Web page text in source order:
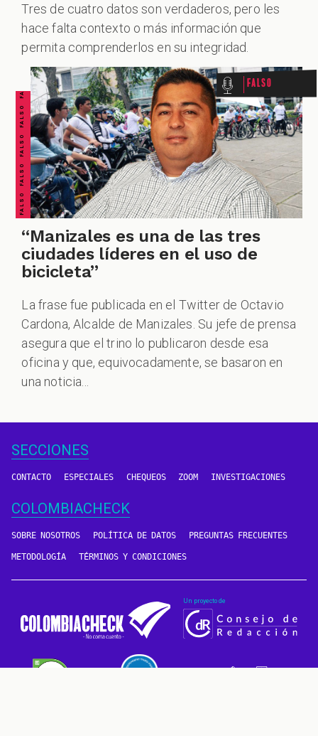
Tres de cuatro datos son verdaderos, pero les
hace falta contexto o más información que
permita comprenderlos en su integridad.
FALSO FALSO FALSO FALSO FALSO FALSO FALSO Falso
“Manizales es una de las tres
ciudades líderes en el uso de
bicicleta”
La frase fue publicada en el Twitter de Octavio
Cardona, Alcalde de Manizales. Su jefe de prensa
asegura que el trino lo publicaron desde esa
oficina y que, equivocadamente, se basaron en
una noticia...
SECCIONES
CONTACTO ESPECIALES CHEQUEOS ZOOM INVESTIGACIONES
COLOMBIACHECK
SOBRE NOSOTROS POLÍTICA DE DATOS PREGUNTAS FRECUENTES
METODOLOGÍA TÉRMINOS Y CONDICIONES
Un proyecto de